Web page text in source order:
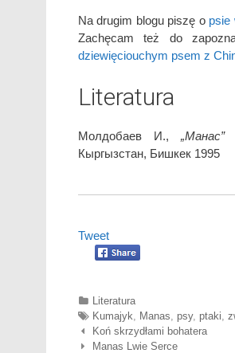
Na drugim blogu piszę o psie
Zachęcam też do
dziewięciouchym psem z
Literatura
Молдобаев И.,
Кыргызстан, Бишкек 1995
Tweet
Categories
Literatura
Tags
Kumajyk Manas psy, ptaki
Nawigacja wpisów
Koń skrzydłami bohatera
Manas Lwie Serce